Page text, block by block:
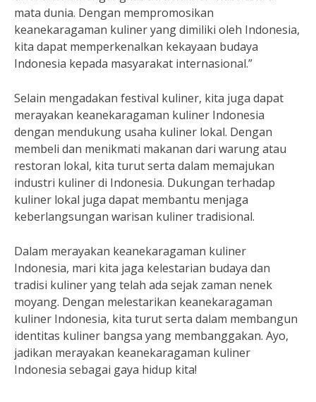
mata dunia. Dengan mempromosikan
keanekaragaman kuliner yang dimiliki oleh Indonesia,
kita dapat memperkenalkan kekayaan budaya
Indonesia kepada masyarakat internasional.”
Selain mengadakan festival kuliner, kita juga dapat
merayakan keanekaragaman kuliner Indonesia
dengan mendukung usaha kuliner lokal. Dengan
membeli dan menikmati makanan dari warung atau
restoran lokal, kita turut serta dalam memajukan
industri kuliner di Indonesia. Dukungan terhadap
kuliner lokal juga dapat membantu menjaga
keberlangsungan warisan kuliner tradisional.
Dalam merayakan keanekaragaman kuliner
Indonesia, mari kita jaga kelestarian budaya dan
tradisi kuliner yang telah ada sejak zaman nenek
moyang. Dengan melestarikan keanekaragaman
kuliner Indonesia, kita turut serta dalam membangun
identitas kuliner bangsa yang membanggakan. Ayo,
jadikan merayakan keanekaragaman kuliner
Indonesia sebagai gaya hidup kita!